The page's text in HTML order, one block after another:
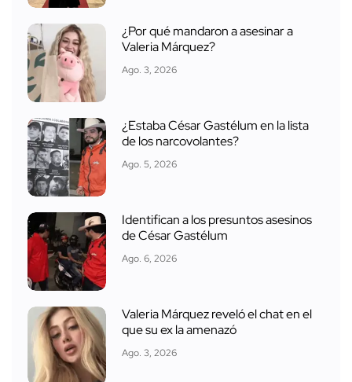
¿Por qué mandaron a asesinar a
Valeria Márquez?
Ago. 3, 2026
¿Estaba César Gastélum en la lista
de los narcovolantes?
Ago. 5, 2026
Identifican a los presuntos asesinos
de César Gastélum
Ago. 6, 2026
Valeria Márquez reveló el chat en el
que su ex la amenazó
Ago. 3, 2026